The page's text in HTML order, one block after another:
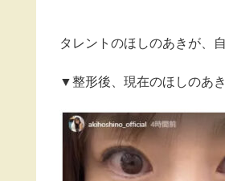
タレントのほしのあきが、
▼整形後、現在のほしのあ